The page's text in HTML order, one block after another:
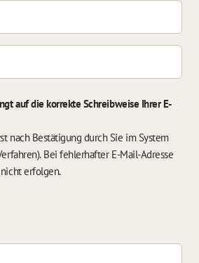
auf die korrekte Schreibweise Ihrer E-
nach Bestätigung durch Sie im System
Bei fehlerhafter E-Mail-Adresse
erfolgen.